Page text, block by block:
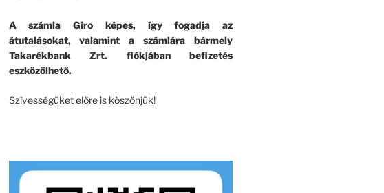
A számla Giro képes, így fogadja az
átutalásokat, valamint a számlára bármely
Takarékbank Zrt. fiókjában befizetés
eszközölhető.
Szívességüket előre is köszönjük!